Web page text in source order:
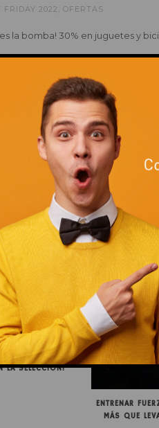
FRIDAY 2022 OFERTAS
la bomba! 30% en juguetes y
LA SELECCIÓN!
ENTRENAR
MÁS QUE